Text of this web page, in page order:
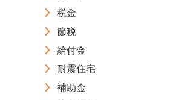
税金
節税
給付金
耐震住宅
補助金